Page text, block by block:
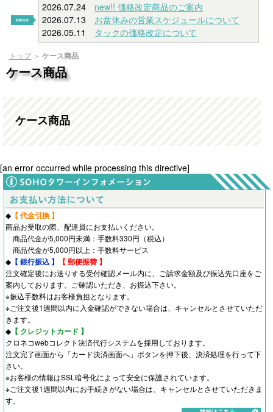
2026.07.24 new!! 価格改定商品のご案内
2026.07.13 お盆休みの営業スケジュールについて
2026.05.11 タックの価格改定について
トップ ＞ ケース商品
ケース商品
ケース商品
[an error occurred while processing this directive]
◆ 【 代金引換 】
商品お受取の際、配達員にお支払いください。
商品代金が5,000円未満：手数料330円（税込）
商品代金が5,000円以上：手数料サービス
◆ 【 銀行振込 】 【 郵便振替 】
注文確定後にお送りする受付確認メール内に、ご請求金額及び振込先口座をご
案内しております。ご確認いただき、お振込下さい。
※振込手数料はお客様負担となります。
※ご注文後1週間以内に入金確認ができない場合は、キャンセルとさせていただ
きます。
◆ 【 クレジットカード 】
クロネコwebコレクト決済代行システムを採用しております。
注文完了画面から「カード決済画面へ」ボタンを押下後、決済処理を行って下
さい。
※お客様の情報はSSL暗号化によって安全に保護されています。
※ご注文後1週間以内にお手続きがない場合は、キャンセルとさせていただきま
す。